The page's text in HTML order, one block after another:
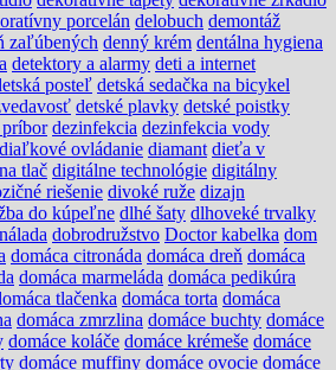
porcelán delobuch demontáž
zaľúbených denný krém dentálna hygiena
detektory a alarmy deti a internet
posteľ detská sedačka na bicykel
detské plavky detské poistky
dezinfekcia dezinfekcia vody
diaľkové ovládanie diamant dieťa v
tlač digitálne technológie digitálny
riešenie divoké ruže dizajn
do kúpeľne dlhé šaty dlhoveké trvalky
dobrodružstvo Doctor kabelka dom
domáca citronáda domáca dreň domáca
domáca marmeláda domáca pedikúra
tlačenka domáca torta domáca
domáca zmrzlina domáce buchty domáce
domáce koláče domáce krémeše domáce
domáce muffiny domáce ovocie domáce